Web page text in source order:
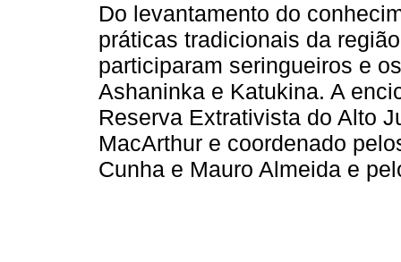
Do levantamento do
práticas tradicionais da
participaram seringueiros e
Ashaninka e Katukina. A
Reserva Extrativista do Alto
MacArthur e coordenado
Cunha e Mauro Almeida e